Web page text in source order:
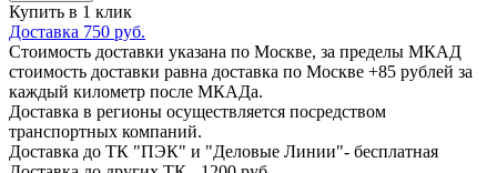
Купить в 1 клик
Доставка 750 руб.
Стоимость доставки указана по Москве, за пределы МКАД
стоимость доставки равна доставка по Москве +85 рублей за
каждый километр после МКАДа.
Доставка в регионы осуществляется посредством
транспортных компаний.
Доставка до ТК "ПЭК" и "Деловые Линии"- бесплатная